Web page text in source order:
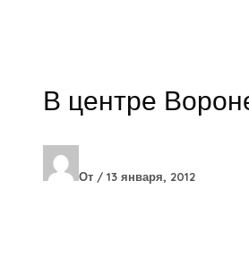
В центре
От / 13 января, 2012